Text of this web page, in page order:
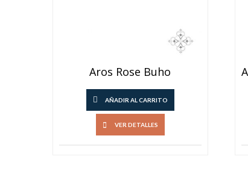
Aros Rose Buho
AÑADIR AL CARRITO
VER DETALLES